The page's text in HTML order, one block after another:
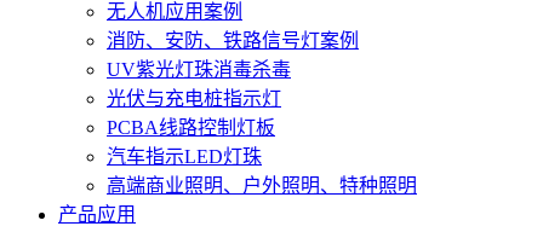
无人机应用案例
消防、安防、铁路信号灯案例
UV紫光灯珠消毒杀毒
光伏与充电桩指示灯
PCBA线路控制灯板
汽车指示LED灯珠
高端商业照明、户外照明、特种照明
产品应用